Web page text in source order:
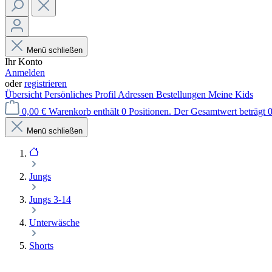
Menü schließen
Ihr Konto
Anmelden
oderregistrieren
Übersicht Persönliches Profil Adressen Bestellungen Meine Kids
0,00 € Warenkorb enthält 0 Positionen. Der Gesamtwert beträgt
Menü schließen
Jungs
Jungs 3-14
Unterwäsche
Shorts